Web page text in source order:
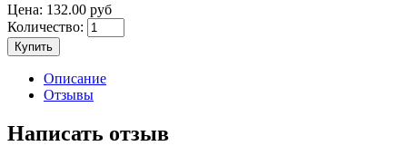
Цена: 132.00 руб
Количество:
Купить
Описание
Отзывы
Написать отзыв